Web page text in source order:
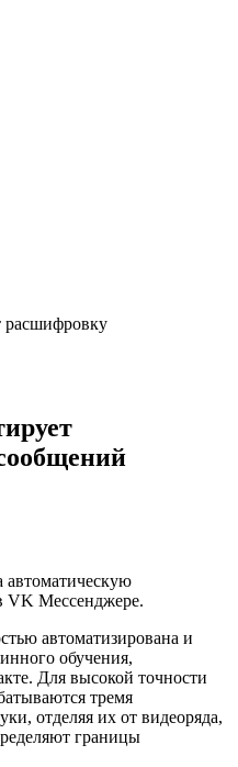
расшифровку
автоматическую
VK Мессенджере.
автоматизирована и
обучения,
Для высокой точности
тремя
отделяя их от видеоряда,
границы